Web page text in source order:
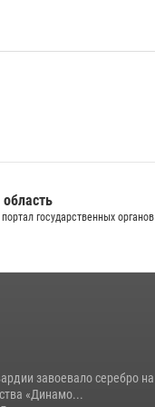
государственных органов
завоевало серебро на
«Динамо...